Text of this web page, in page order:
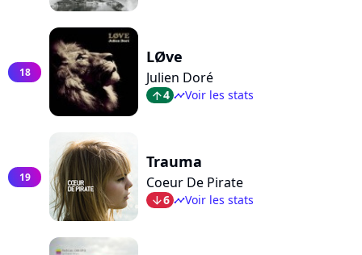
18
LØve
Julien Doré
arrow_top4 timelineVoir les stats
19
Trauma
Coeur De Pirate
arrow_bot6 timelineVoir les stats